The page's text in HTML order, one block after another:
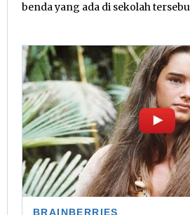
benda yang ada di sekolah